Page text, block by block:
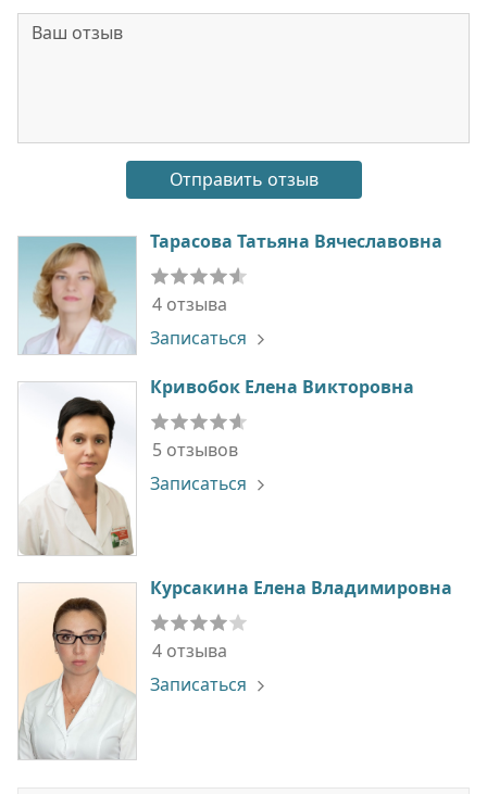
Тарасова Татьяна Вячеславовна
4 отзыва
Записаться
Кривобок Елена Викторовна
5 отзывов
Записаться
Курсакина Елена Владимировна
4 отзыва
Записаться